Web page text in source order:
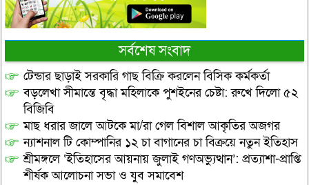
সর্বশেষ সংবাদ
টেন্ডার ছাড়াই সরকারি গাছ বিক্রি করলেন বিসিক কর্মকর্তা
বড়লেখা সীমান্তে বৃদ্ধা মহিলাকে পুশইনের চেষ্টা: রুখে দিলো ৫২
বিজিবি
মাছ ধরার জালে আটকে মা/রা গেল বিশাল আকৃতির অজগর
ন্যাশনাল টি কোম্পানির ১২ চা বাগানের চা বিক্রয়ে নতুন ইতিহাস
শ্রীমঙ্গলে ‘ইতিহাসের আয়নায় জুলাই গণঅভ্যুত্থান’: প্রত্যাশা-প্রাপ্তি
শীর্ষক আলোচনা সভা ও যুব সমাবেশ